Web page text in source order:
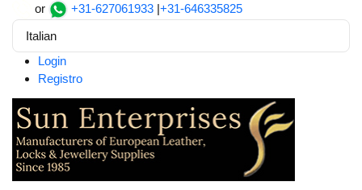
or +31-627061933 |+31-646335825
Italian
Login
Registro